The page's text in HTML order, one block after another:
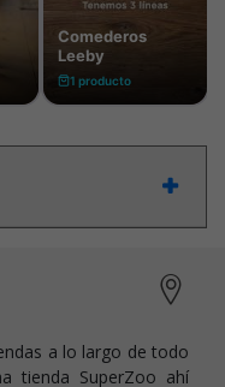
a lo largo de todo
tienda SuperZoo ahí